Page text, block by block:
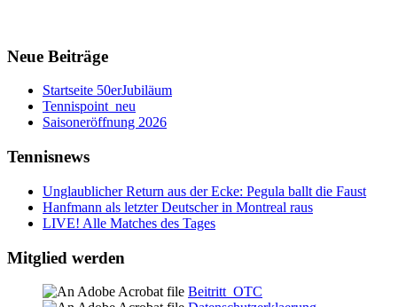
Neue Beiträge
Startseite 50erJubiläum
Tennispoint_neu
Saisoneröffnung 2026
Tennisnews
Unglaublicher Return aus der Ecke: Pegula ballt die Faust
Hanfmann als letzter Deutscher in Montreal raus
LIVE! Alle Matches des Tages
Mitglied werden
Beitritt_OTC